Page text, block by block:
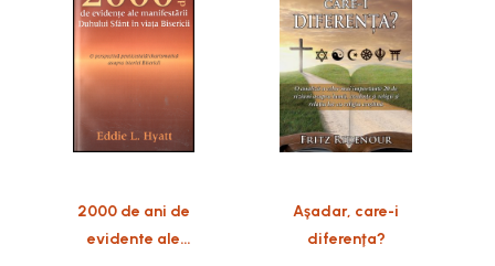
2000 de ani de
evidente ale
Aşadar, care-i
diferenţa?